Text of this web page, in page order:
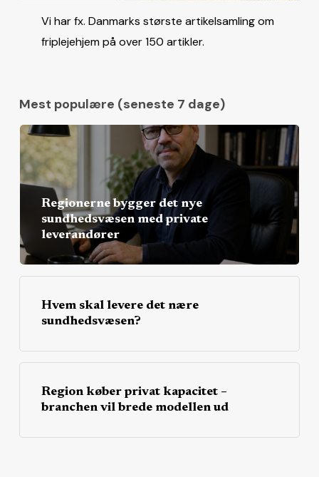
Vi har fx. Danmarks største artikelsamling om
friplejehjem på over 150 artikler.
Mest populære (seneste 7 dage)
Regionerne bygger det nye
sundhedsvæsen med private
leverandører
Hvem skal levere det nære
sundhedsvæsen?
Region køber privat kapacitet –
branchen vil brede modellen ud